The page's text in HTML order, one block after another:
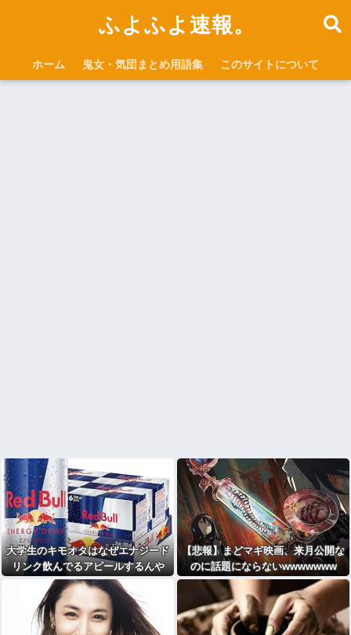
ふよふよ速報。
ホーム 鬼女・気団まとめ用語集 このサイトについて
大学生のキモオタはなぜエナジード
リンク飲んでるアピールするんや
【悲報】まどマギ映画、来月公開な
のに話題にならないwwwwwww